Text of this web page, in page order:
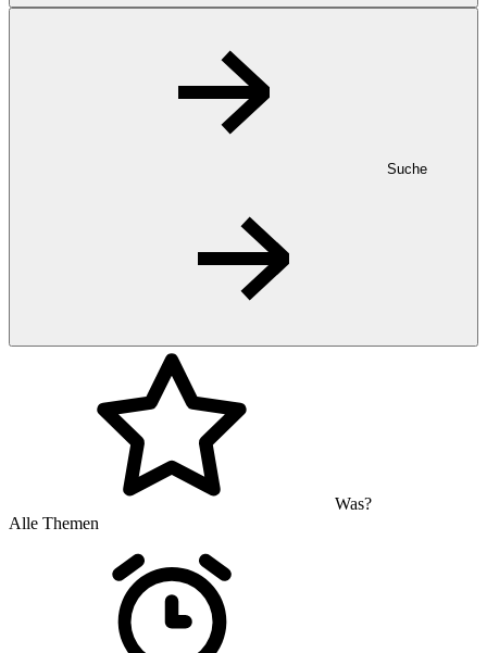
Suche
Was?
Alle Themen